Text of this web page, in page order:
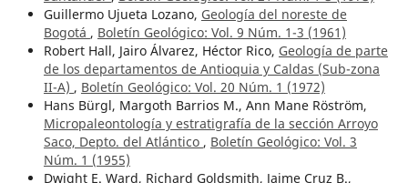
Guillermo Ujueta Lozano, Geología del noreste de
Bogotá , Boletín Geológico: Vol. 9 Núm. 1-3 (1961)
Robert Hall, Jairo Álvarez, Héctor Rico, Geología de parte
de los departamentos de Antioquia y Caldas (Sub-zona
II-A) , Boletín Geológico: Vol. 20 Núm. 1 (1972)
Hans Bürgl, Margoth Barrios M., Ann Mane Röström,
Micropaleontología y estratigrafía de la sección Arroyo
Saco, Depto. del Atlántico , Boletín Geológico: Vol. 3
Núm. 1 (1955)
Dwight E. Ward, Richard Goldsmith, Jaime Cruz B.,